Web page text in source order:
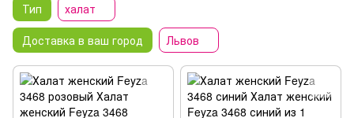
Тип
халат
Доставка в ваш город
Львов